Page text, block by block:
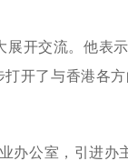
开交流。他表
开了与香港各方
办公室，引进办